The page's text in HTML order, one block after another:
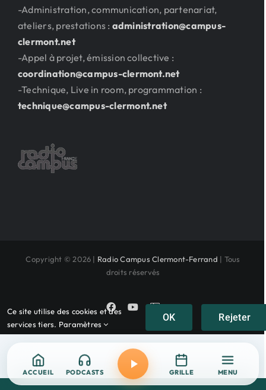
-Administration, communication, partenariat,
ateliers, prestations : administration@campus-
clermont.net
-Appel à projet, émission collective :
coordination@campus-clermont.net
-Technique, Live in room, programmation :
technique@campus-clermont.net
Copyright © 2026 | Radio Campus Clermont-Ferrand | Tous
droits réservés
FacebookYouTubeInstagram
Ce site utilise des cookies et des
services tiers. Paramètres
OK Rejeter
ACCUEIL PODCASTS GRILLE MENU